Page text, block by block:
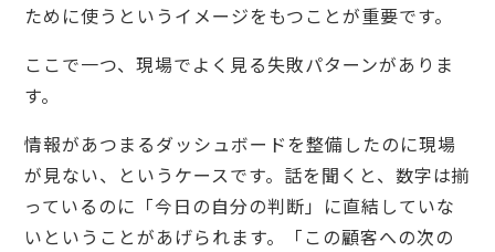
ために使うというイメージをもつことが重要です。
ここで一つ、現場でよく見る失敗パターンがありま
す。
情報があつまるダッシュボードを整備したのに現場
が見ない、というケースです。話を聞くと、数字は揃
っているのに「今日の自分の判断」に直結していな
いということがあげられます。「この顧客への次の